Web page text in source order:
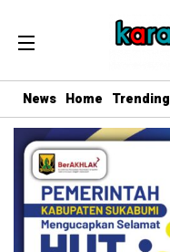
News Home Trending